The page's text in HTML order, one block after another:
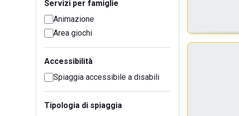
Servizi per famiglie
Animazione
Area giochi
Accessibilità
Spiaggia accessibile a disabili
Tipologia di spiaggia